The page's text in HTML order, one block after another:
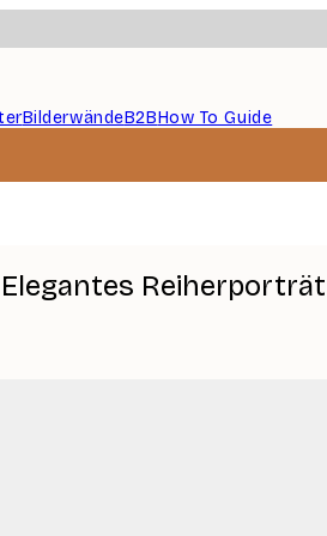
BilderwändeB2BHow To Guide
Elegantes